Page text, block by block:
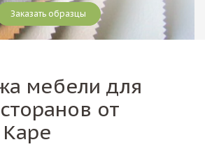
Заказать образцы
мебели для
от